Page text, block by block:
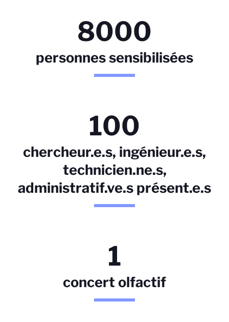
8000
personnes sensibilisées
100
chercheur.e.s, ingénieur.e.s,
technicien.ne.s,
administratif.ve.s présent.e.s
1
concert olfactif